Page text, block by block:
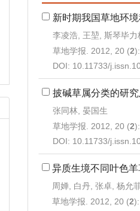
新时期我国草地环
李凌浩, 王堃, 斯琴毕力
草地学报. 2012, 20 (2
DOI: 10.11733/
披碱草属分类的研
张同林, 晏国生
草地学报. 2012, 20 (2
DOI: 10.11733/
异质生境不同叶色
周婵, 白丹, 张卓, 杨允
草地学报. 2012, 20 (2